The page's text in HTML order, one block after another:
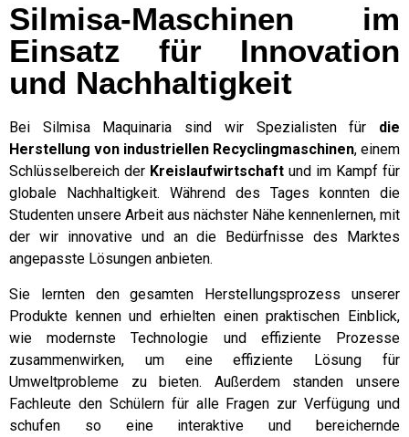
Silmisa-Maschinen im
Einsatz für Innovation
und Nachhaltigkeit
Bei Silmisa Maquinaria sind wir Spezialisten für die
Herstellung von industriellen Recyclingmaschinen, einem
Schlüsselbereich der Kreislaufwirtschaft und im Kampf für
globale Nachhaltigkeit. Während des Tages konnten die
Studenten unsere Arbeit aus nächster Nähe kennenlernen, mit
der wir innovative und an die Bedürfnisse des Marktes
angepasste Lösungen anbieten.
Sie lernten den gesamten Herstellungsprozess unserer
Produkte kennen und erhielten einen praktischen Einblick,
wie modernste Technologie und effiziente Prozesse
zusammenwirken, um eine effiziente Lösung für
Umweltprobleme zu bieten. Außerdem standen unsere
Fachleute den Schülern für alle Fragen zur Verfügung und
schufen so eine interaktive und bereichernde